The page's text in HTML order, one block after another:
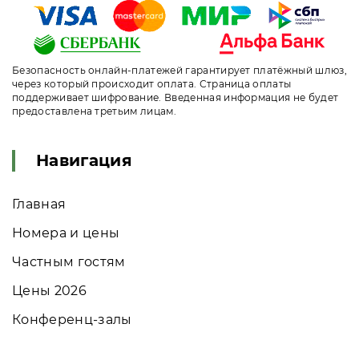
Безопасность онлайн-платежей гарантирует платёжный шлюз,
через который происходит оплата. Страница оплаты
поддерживает шифрование. Введенная информация не будет
предоставлена третьим лицам.
Навигация
Главная
Номера и цены
Частным гостям
Цены 2026
Конференц-залы